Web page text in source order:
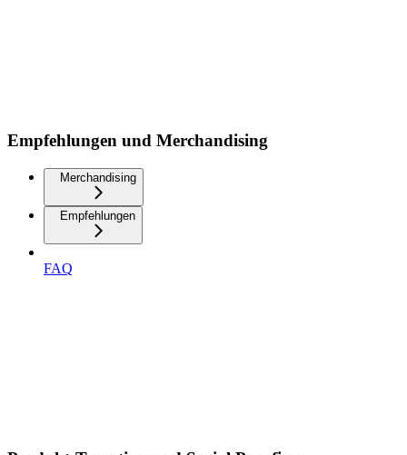
Empfehlungen und Merchandising
Merchandising
Empfehlungen
FAQ